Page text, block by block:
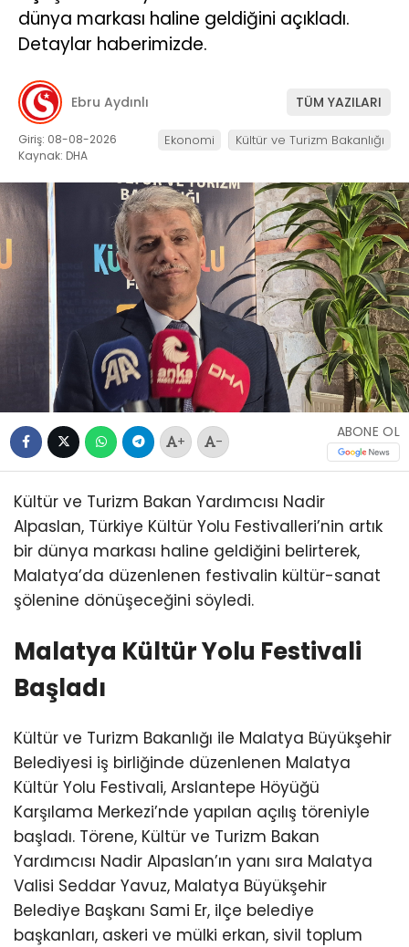
dünya markası haline geldiğini açıkladı.
Detaylar haberimizde.
Ebru Aydınlı TÜM YAZILARI
Giriş: 08-08-2026
Kaynak: DHA
Ekonomi Kültür ve Turizm Bakanlığı
+ -
ABONE OL
Kültür ve Turizm Bakan Yardımcısı Nadir
Alpaslan, Türkiye Kültür Yolu Festivalleri’nin artık
bir dünya markası haline geldiğini belirterek,
Malatya’da düzenlenen festivalin kültür-sanat
şölenine dönüşeceğini söyledi.
Malatya Kültür Yolu Festivali
Başladı
Kültür ve Turizm Bakanlığı ile Malatya Büyükşehir
Belediyesi iş birliğinde düzenlenen Malatya
Kültür Yolu Festivali, Arslantepe Höyüğü
Karşılama Merkezi’nde yapılan açılış töreniyle
başladı. Törene, Kültür ve Turizm Bakan
Yardımcısı Nadir Alpaslan’ın yanı sıra Malatya
Valisi Seddar Yavuz, Malatya Büyükşehir
Belediye Başkanı Sami Er, ilçe belediye
başkanları, askeri ve mülki erkan, sivil toplum